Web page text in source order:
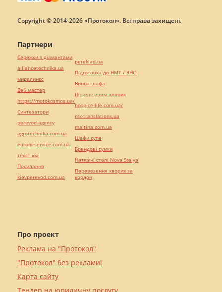
Copyright © 2014-2026 «Протокол». Всі права захищені.
Про проект
Реклама на "Протокол"
"Протокол" без реклами!
Карта сайту
Партнери
Сережки з діамантами
alliancetechnika.ua
миралинкс
Веб мастер
https://motokosmos.ua/
Синтезатори
perevod.agency
agrotechnika.com.ua
europeservice.com.ua
текст юа
Посилання
kievperevod.com.ua
pereklad.ua
Підготовка до НМТ / ЗНО
Винна шафа
Перевезення хворих
hospice-life.com.ua/
mk-translations.ua
maltina.com.ua
Шафи купе
Брендові сумки
Натяжні стелі Nova Stelya
Перевезення хворих за
кордон